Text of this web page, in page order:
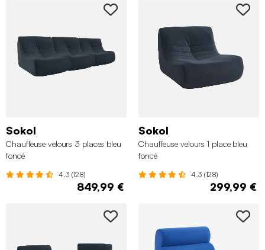
Sokol
Chauffeuse velours 3 places bleu
foncé
4.3 (128)
849,99 €
Sokol
Chauffeuse velours 1 place bleu
foncé
4.3 (128)
299,99 €